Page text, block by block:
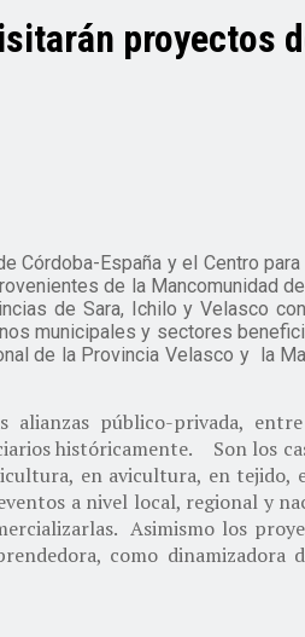
proyectos
Córdoba-España y el Centro
de la Mancomunidad
de Sara, Ichilo y Velasco
municipales y sectores
de la Provincia Velasco y la
alianzas público-privada,
históricamente. Son los
en avicultura, en tejido,
a nivel local, regional y
Asimismo los
como dinamizadora